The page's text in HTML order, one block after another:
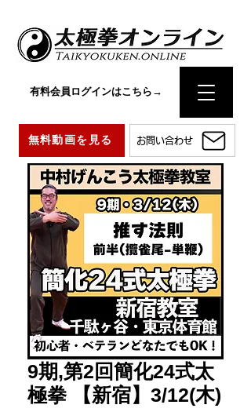
お問い合わせ
無料動画を見る
有料会員ログインはこちら→
9期,第2回簡化24式太
極拳 【新宿】3/12(木)